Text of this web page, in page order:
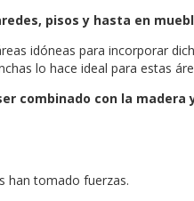
pisos y hasta en
idóneas para incorporar
lo hace ideal para estas
combinado con la madera
han tomado fuerzas.